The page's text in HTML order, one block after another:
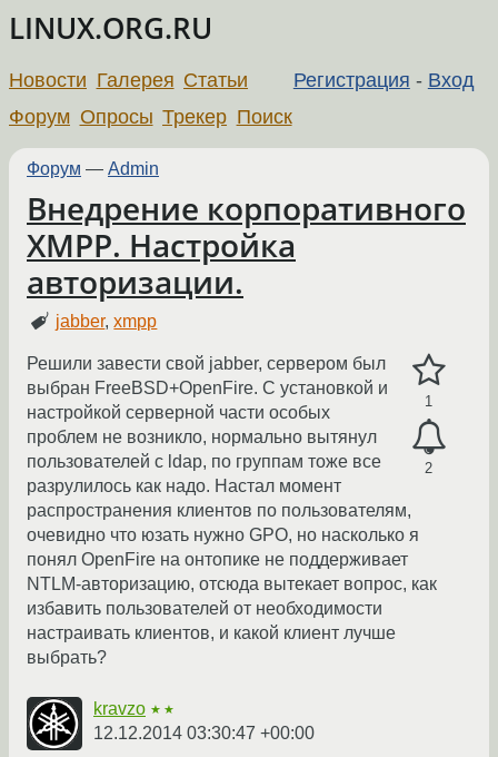
LINUX.ORG.RU
Регистрация - Вход
Новости Галерея Статьи
Форум Опросы Трекер Поиск
Форум — Admin
Внедрение корпоративного
XMPP. Настройка
авторизации.
jabber,xmpp
1
2
Решили завести свой jabber, сервером был
выбран FreeBSD+OpenFire. С установкой и
настройкой серверной части особых
проблем не возникло, нормально вытянул
пользователей с ldap, по группам тоже все
разрулилось как надо. Настал момент
распространения клиентов по пользователям,
очевидно что юзать нужно GPO, но насколько я
понял OpenFire на онтопике не поддерживает
NTLM-авторизацию, отсюда вытекает вопрос, как
избавить пользователей от необходимости
настраивать клиентов, и какой клиент лучше
выбрать?
kravzo ★★
12.12.2014 03:30:47 +00:00